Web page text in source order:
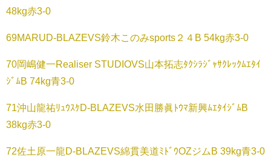
48kg赤3-0
69MARUD-BLAZEVS鈴木このみsports２４B 54kg赤3-0
70岡嶋健一Realiser STUDIOVS山本拓志ﾀｸｼﾗｼﾞｬｻｸﾚｯｸﾑｴﾀｲ
ｼﾞﾑB 74kg青3-0
71沖山龍祐ﾘｭｳｽｹD-BLAZEVS水田勝眞ﾄｳﾏ新興ﾑｴﾀｲｼﾞﾑB
38kg赤3-0
72佐土原一龍D-BLAZEVS綿貫美道ﾐﾄﾞｳOZジムB 39kg青3-0